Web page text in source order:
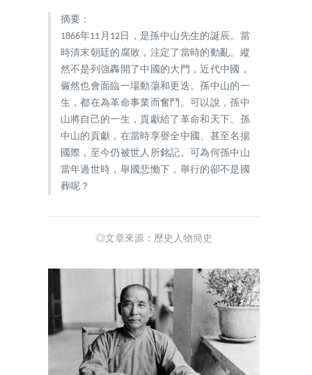
摘要：
1866年11月12日，是孫中山先生的誕辰。當
時清末朝廷的腐敗，注定了當時的動亂。縱
然不是列強轟開了中國的大門，近代中國，
儼然也會面臨一場動蕩和更迭。孫中山的一
生，都在為革命事業而奮鬥。可以說，孫中
山將自己的一生，貢獻給了革命和天下。孫
中山的貢獻，在當時享譽全中國、甚至名揚
國際，至今仍被世人所銘記。可為何孫中山
當年過世時，舉國悲慟下，舉行的卻不是國
葬呢？
◎文章來源：歷史人物簡史